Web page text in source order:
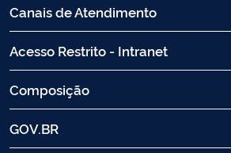
Canais de Atendimento
Acesso Restrito - Intranet
Composição
GOV.BR